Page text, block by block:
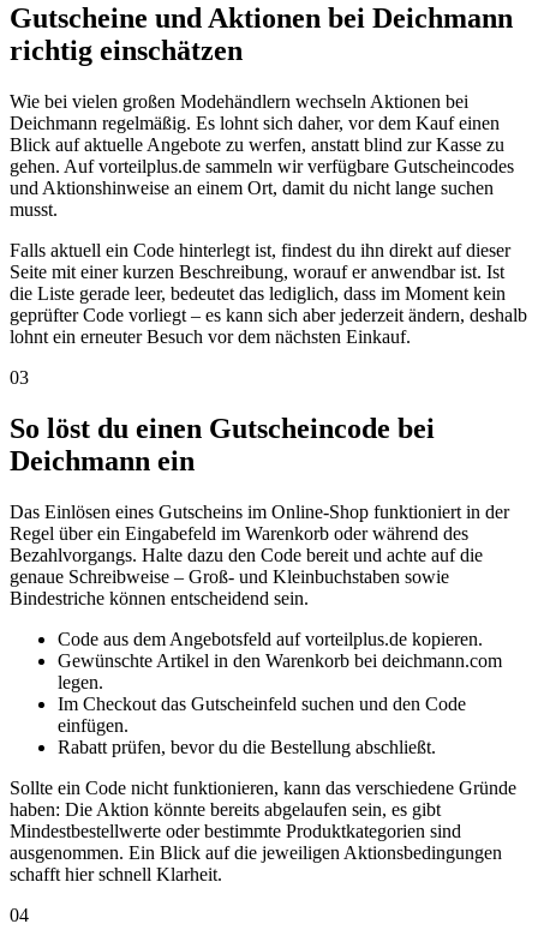
Gutscheine und Aktionen bei Deichmann
richtig einschätzen
Wie bei vielen großen Modehändlern wechseln Aktionen bei
Deichmann regelmäßig. Es lohnt sich daher, vor dem Kauf einen
Blick auf aktuelle Angebote zu werfen, anstatt blind zur Kasse zu
gehen. Auf vorteilplus.de sammeln wir verfügbare Gutscheincodes
und Aktionshinweise an einem Ort, damit du nicht lange suchen
musst.
Falls aktuell ein Code hinterlegt ist, findest du ihn direkt auf dieser
Seite mit einer kurzen Beschreibung, worauf er anwendbar ist. Ist
die Liste gerade leer, bedeutet das lediglich, dass im Moment kein
geprüfter Code vorliegt – es kann sich aber jederzeit ändern, deshalb
lohnt ein erneuter Besuch vor dem nächsten Einkauf.
03
So löst du einen Gutscheincode bei
Deichmann ein
Das Einlösen eines Gutscheins im Online-Shop funktioniert in der
Regel über ein Eingabefeld im Warenkorb oder während des
Bezahlvorgangs. Halte dazu den Code bereit und achte auf die
genaue Schreibweise – Groß- und Kleinbuchstaben sowie
Bindestriche können entscheidend sein.
Code aus dem Angebotsfeld auf vorteilplus.de kopieren.
Gewünschte Artikel in den Warenkorb bei deichmann.com
legen.
Im Checkout das Gutscheinfeld suchen und den Code
einfügen.
Rabatt prüfen, bevor du die Bestellung abschließt.
Sollte ein Code nicht funktionieren, kann das verschiedene Gründe
haben: Die Aktion könnte bereits abgelaufen sein, es gibt
Mindestbestellwerte oder bestimmte Produktkategorien sind
ausgenommen. Ein Blick auf die jeweiligen Aktionsbedingungen
schafft hier schnell Klarheit.
04